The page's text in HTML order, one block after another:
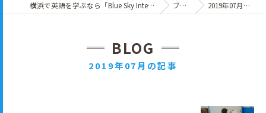
横浜で英語を学ぶなら「Blue Sky International」 ブログ 2019年07月の記事
BLOG
2019年07月の記事